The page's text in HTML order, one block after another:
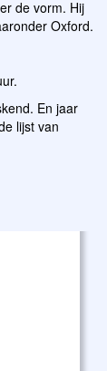
de vorm. Hij
Oxford.
En jaar
lijst van